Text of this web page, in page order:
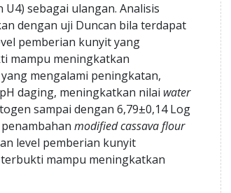
U4) sebagai ulangan. Analisis
dengan uji Duncan bila terdapat
pemberian kunyit yang
mampu meningkatkan
mengalami peningkatan,
daging, meningkatkan nilai water
sampai dengan 6,79±0,14 Log
modified cassava flour
level pemberian kunyit
mampu meningkatkan